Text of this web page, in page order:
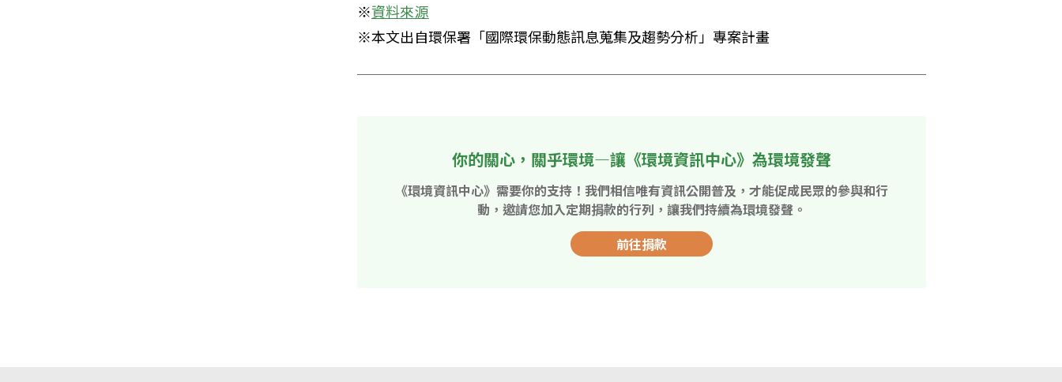
※
※本文出自環保署「國際環保動態訊息蒐集及趨勢分析」專案計畫
你的關心，關乎環境—讓《環境資訊中心》為環境發聲
《環境資訊中心》需要你的支持！我們相信唯有資訊公開普及，才能促成民眾的參與和行
動，邀請您加入定期捐款的行列，讓我們持續為環境發聲。
前往捐款